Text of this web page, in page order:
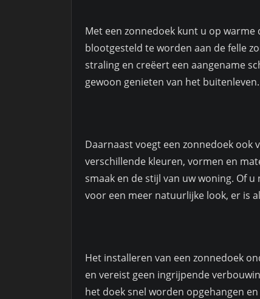
Met een zonnedoek kunt u op
blootgesteld te worden aan de felle
straling en creëert een aangename
gewoon genieten van het buitenleven.
Daarnaast voegt een zonnedoek
verschillende kleuren, vormen en
smaak en de stijl van uw woning. Of
voor een meer natuurlijke look, er is
Het installeren van een zonnedoek
en vereist geen ingrijpende
het doek snel worden opgehangen